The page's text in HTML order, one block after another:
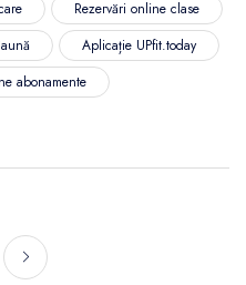
Rezervări online clase
Aplicație UPfit.today
abonamente